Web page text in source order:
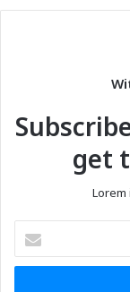
get
Lorem
your
Email